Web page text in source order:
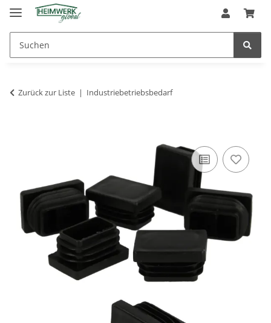
Zurück zur Liste Industriebetriebsbedarf